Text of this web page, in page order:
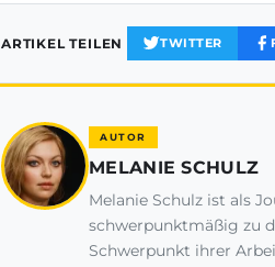
ARTIKEL TEILEN TWITTER
AUTOR
MELANIE SCHULZ
Melanie Schulz ist als
schwerpunktmäßig zu
Schwerpunkt ihrer